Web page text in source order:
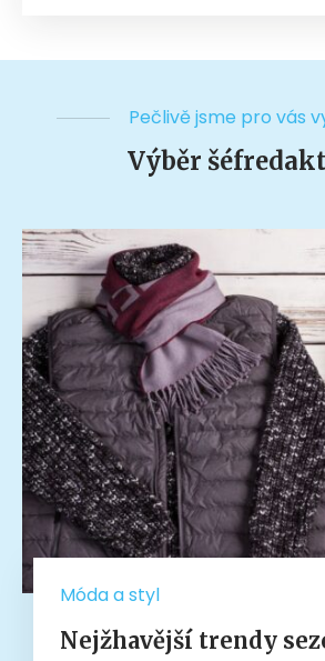
Pečlivě jsme pro vás
Výběr
Móda a styl
Nejžhavější trendy